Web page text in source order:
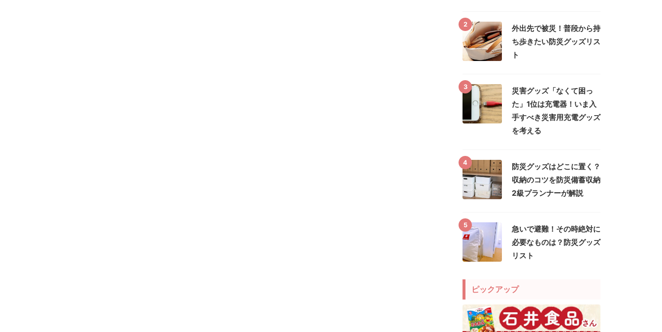
2
外出先で被災！普段から持
ち歩きたい防災グッズリス
ト
3
災害グッズ「なくて困っ
た」1位は充電器！いま入
手すべき災害用充電グッズ
を考える
4
防災グッズはどこに置く？
収納のコツを防災備蓄収納
2級プランナーが解説
5
急いで避難！その時絶対に
必要なものは？防災グッズ
リスト
ピックアップ